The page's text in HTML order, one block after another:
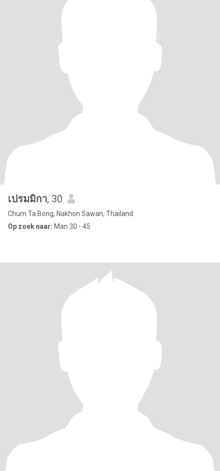
เปรมมิกา, 30
Chum Ta Bong, Nakhon Sawan, Thailand
Op zoek naar: Man 30 - 45